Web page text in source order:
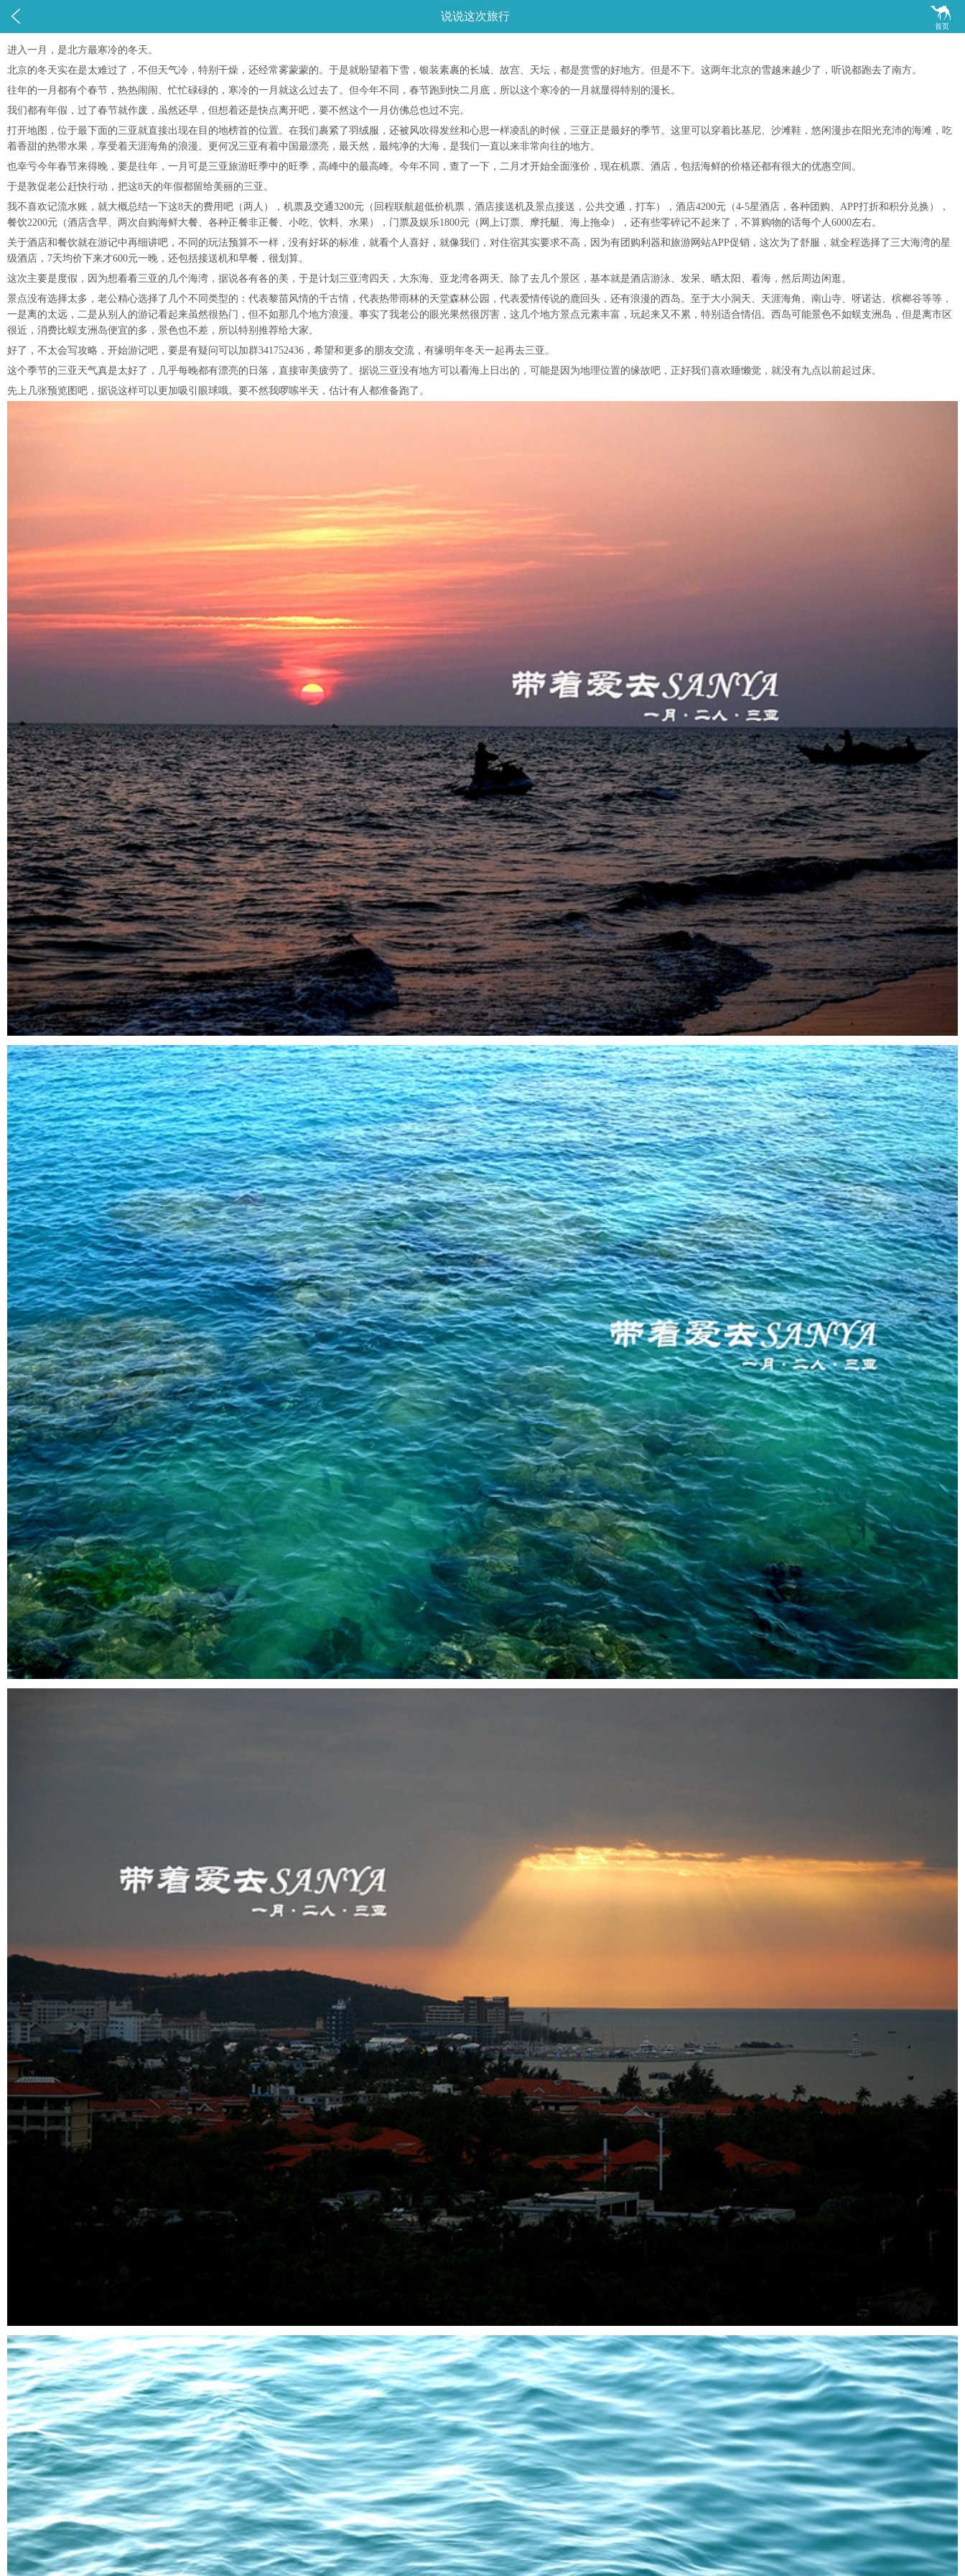
 
首页
说说这次旅行
进入一月，是北方最寒冷的冬天。
北京的冬天实在是太难过了，不但天气冷，特别干燥，还经常雾蒙蒙的。于是就盼望着下雪，银装素裹的长城、故宫、天坛，都是赏雪的好地方。但是不下。这两年北京的雪越来越少了，听说都跑去了南方。
往年的一月都有个春节，热热闹闹、忙忙碌碌的，寒冷的一月就这么过去了。但今年不同，春节跑到快二月底，所以这个寒冷的一月就显得特别的漫长。
我们都有年假，过了春节就作废，虽然还早，但想着还是快点离开吧，要不然这个一月仿佛总也过不完。
打开地图，位于最下面的三亚就直接出现在目的地榜首的位置。在我们裹紧了羽绒服，还被风吹得发丝和心思一样凌乱的时候，三亚正是最好的季节。这里可以穿着比基尼、沙滩鞋，悠闲漫步在阳光充沛的海滩，吃
着香甜的热带水果，享受着天涯海角的浪漫。更何况三亚有着中国最漂亮，最天然，最纯净的大海，是我们一直以来非常向往的地方。
也幸亏今年春节来得晚，要是往年，一月可是三亚旅游旺季中的旺季，高峰中的最高峰。今年不同，查了一下，二月才开始全面涨价，现在机票、酒店，包括海鲜的价格还都有很大的优惠空间。
于是敦促老公赶快行动，把这8天的年假都留给美丽的三亚。
我不喜欢记流水账，就大概总结一下这8天的费用吧（两人），机票及交通3200元（回程联航超低价机票，酒店接送机及景点接送，公共交通，打车），酒店4200元（4-5星酒店，各种团购、APP打折和积分兑换），
餐饮2200元（酒店含早、两次自购海鲜大餐、各种正餐非正餐、小吃、饮料、水果），门票及娱乐1800元（网上订票、摩托艇、海上拖伞），还有些零碎记不起来了，不算购物的话每个人6000左右。
关于酒店和餐饮就在游记中再细讲吧，不同的玩法预算不一样，没有好坏的标准，就看个人喜好，就像我们，对住宿其实要求不高，因为有团购利器和旅游网站APP促销，这次为了舒服，就全程选择了三大海湾的星
级酒店，7天均价下来才600元一晚，还包括接送机和早餐，很划算。
这次主要是度假，因为想看看三亚的几个海湾，据说各有各的美，于是计划三亚湾四天，大东海、亚龙湾各两天。除了去几个景区，基本就是酒店游泳、发呆、晒太阳、看海，然后周边闲逛。
景点没有选择太多，老公精心选择了几个不同类型的：代表黎苗风情的千古情，代表热带雨林的天堂森林公园，代表爱情传说的鹿回头，还有浪漫的西岛。至于大小洞天、天涯海角、南山寺、呀诺达、槟榔谷等等，
一是离的太远，二是从别人的游记看起来虽然很热门，但不如那几个地方浪漫。事实了我老公的眼光果然很厉害，这几个地方景点元素丰富，玩起来又不累，特别适合情侣。西岛可能景色不如蜈支洲岛，但是离市区
很近，消费比蜈支洲岛便宜的多，景色也不差，所以特别推荐给大家。
好了，不太会写攻略，开始游记吧，要是有疑问可以加群341752436，希望和更多的朋友交流，有缘明年冬天一起再去三亚。
这个季节的三亚天气真是太好了，几乎每晚都有漂亮的日落，直接审美疲劳了。据说三亚没有地方可以看海上日出的，可能是因为地理位置的缘故吧，正好我们喜欢睡懒觉，就没有九点以前起过床。
先上几张预览图吧，据说这样可以更加吸引眼球哦。要不然我啰嗦半天，估计有人都准备跑了。